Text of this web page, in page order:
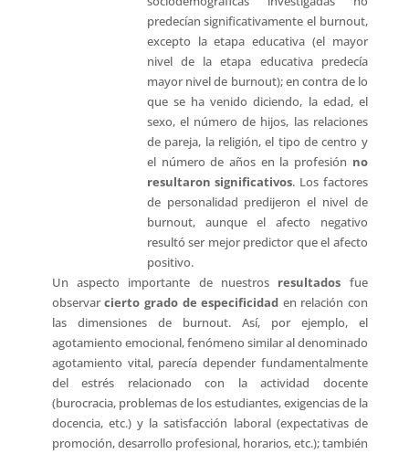
predecían significativamente el burnout,
excepto la etapa educativa (el mayor
nivel de la etapa educativa predecía
mayor nivel de burnout); en contra de lo
que se ha venido diciendo, la edad, el
sexo, el número de hijos, las relaciones
de pareja, la religión, el tipo de centro y
el número de años en la profesión no
resultaron significativos. Los factores
de personalidad predijeron el nivel de
burnout, aunque el afecto negativo
resultó ser mejor predictor que el afecto
positivo.
Un aspecto importante de nuestros resultados fue
observarcierto grado de especificidad en relación con
las dimensiones de burnout. Así, por ejemplo, el
agotamiento emocional, fenómeno similar al denominado
agotamiento vital, parecía depender fundamentalmente
del estrés relacionado con la actividad docente
(burocracia, problemas de los estudiantes, exigencias de la
docencia, etc.) y la satisfacción laboral (expectativas de
promoción, desarrollo profesional, horarios, etc.); también